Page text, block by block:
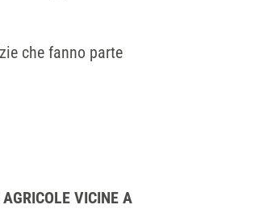
che fanno parte
VICINE A